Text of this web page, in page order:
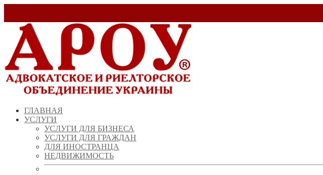
ГЛАВНАЯ
УСЛУГИ
УСЛУГИ ДЛЯ БИЗНЕСА
УСЛУГИ ДЛЯ ГРАЖДАН
ДЛЯ ИНОСТРАНЦА
НЕДВИЖИМОСТЬ